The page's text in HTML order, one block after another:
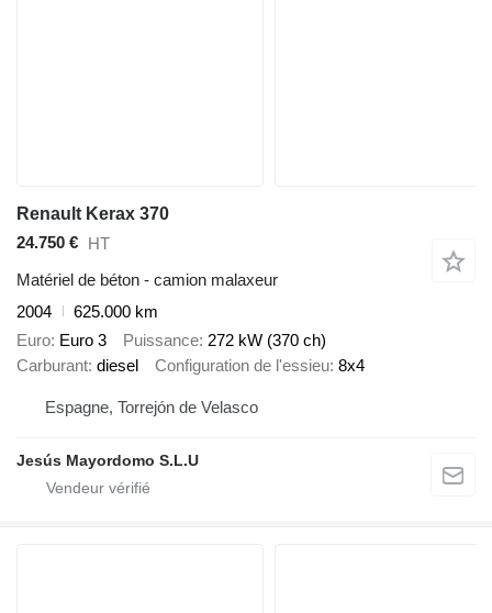
Renault Kerax 370
24.750 € HT
Matériel de béton - camion malaxeur
2004
625.000 km
Euro Euro 3 Puissance 272 kW (370 ch)
Carburant diesel Configuration de l'essieu 8x4
Espagne, Torrejón de Velasco
Jesús Mayordomo S.L.U